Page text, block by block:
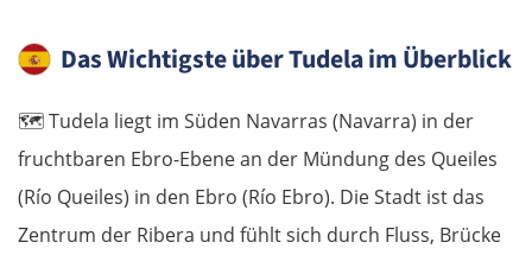
Das Wichtigste über Tudela im Überblick
🗺️Tudela liegt im Süden Navarras (Navarra) in der
fruchtbaren Ebro-Ebene an der Mündung des Queiles
(Río Queiles) in den Ebro (Río Ebro). Die Stadt ist das
Zentrum der Ribera und fühlt sich durch Fluss, Brücke